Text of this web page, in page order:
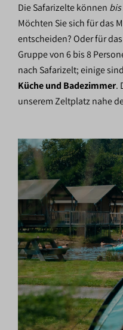
Die Safarizelte können
Möchten Sie sich für das
entscheiden? Oder für
Gruppe von 6 bis 8
nach Safarizelt; einige
Küche und Badezimmer.
unserem Zeltplatz nahe